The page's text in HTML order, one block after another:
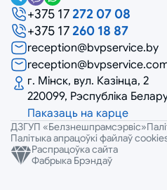
+375 17 272 07 08
+375 17 260 18 87
reception@bvpservice.by
г. Мінск, вул. Казінца, 2
220099, Рэспубліка
Паказаць на карце
ДЗГУП «Белзнешпрамсэрвіс»
Палітыка апрацоўкі файлаў
Распрацоўка сайта
Фабрыка Брэндаў